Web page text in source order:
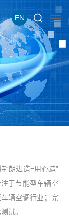
EN
“朗进造=用心造”
于节能型车辆空
辆空调行业；完
试。